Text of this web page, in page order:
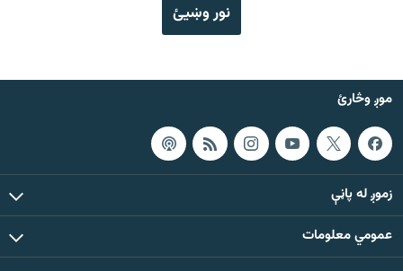
نور وښیئ
موږ وڅارئ
زموږ له پاڼې
عمومي معلومات